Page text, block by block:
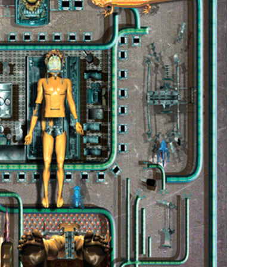
US
北市信義區信義路五段150巷401弄42號